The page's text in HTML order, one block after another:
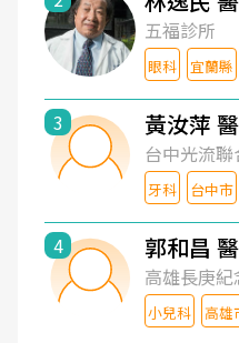
五福診所
眼科 宜蘭縣
3 黃汝萍
台中光流聯
牙科 台中市
4 郭和昌
高雄長庚紀
小兒科 高雄